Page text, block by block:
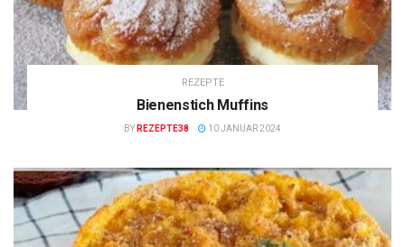
REZEPTE
Bienenstich Muffins
BY REZEPTE38 10 JANUAR 2024